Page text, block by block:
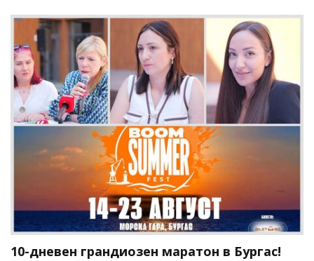
10-дневен грандиозен маратон в Бургас!